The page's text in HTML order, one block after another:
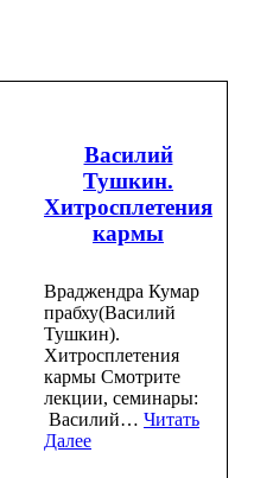
Василий
Тушкин.
Хитросплетения
кармы
Враджендра Кумар
прабху(Василий
Тушкин).
Хитросплетения
кармы Смотрите
лекции, семинары:
Василий… Читать
Далее